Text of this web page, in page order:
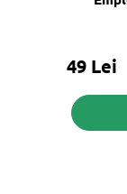
49 Lei